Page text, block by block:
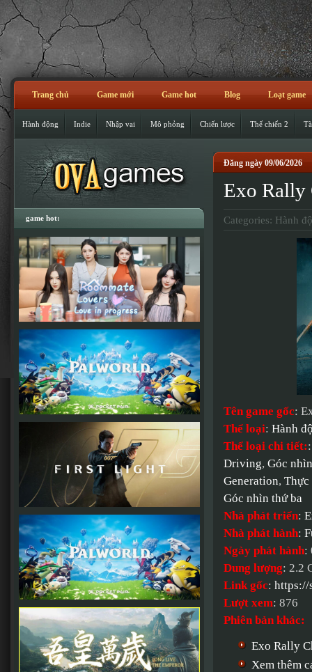
Trang chủ Game mới Game hot Blog Loạt game
Hành động Indie Nhập vai Mô phỏng Chiến lược Thế chiến 2
Đăng ngày 09/06/2026
Exo Rally
Categories: Hành
Tên game gốc:
Thể loại: Hành
Thể loại chi tiết:
Driving, Góc
Generation, Thực
Góc nhìn thứ ba
Nhà phát triển:
Nhà phát hành:
Ngày phát hành:
Dung lượng: 2.2
Link gốc: https://
Lượt xem: 876
Phiên bản khác:
Exo Rally
Xem thêm
game hot: